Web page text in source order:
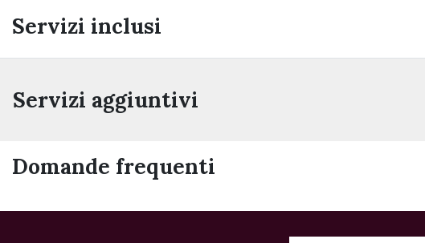
Servizi inclusi
Servizi aggiuntivi
Domande frequenti